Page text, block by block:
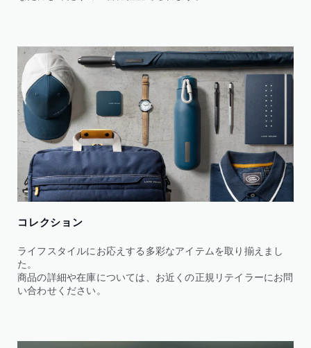
コレクション
ライフスタイルにお応えする多彩なアイテムを取り揃えまし
た。
商品の詳細や在庫については、お近くの正規リテイラーにお問
い合わせください。